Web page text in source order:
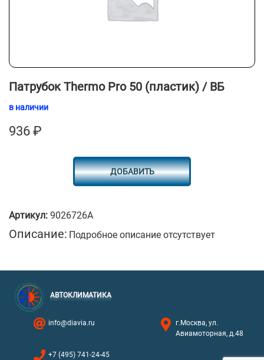
Патрубок Thermo Pro 50 (пластик) / ВБ
в наличии
936 ₽
ДОБАВИТЬ
Артикул: 9026726A
Описание: Подробное описание отсутствует
АВТОКЛИМАТИКА
info@diavia.ru
г.Москва, ул.
Авиамоторная, д.48
+7 (495) 741-24-45